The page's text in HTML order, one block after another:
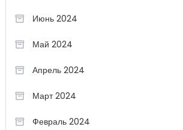
Июнь 2024
Май 2024
Апрель 2024
Март 2024
Февраль 2024